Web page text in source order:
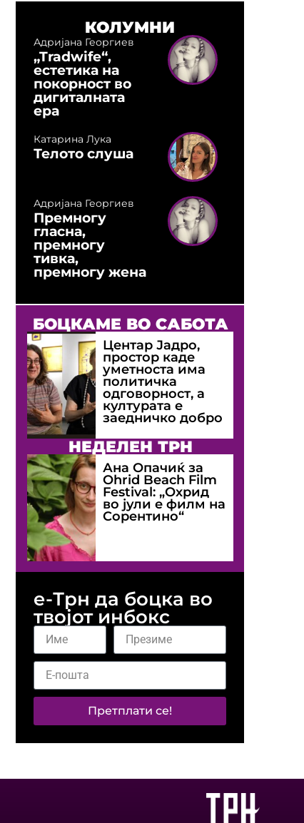
КОЛУМНИ
Адријана Георгиев
„Tradwife“,
естетика на
покорност во
дигиталната
ера
Катарина Лука
Телото слуша
Адријана Георгиев
Премногу
гласна,
премногу
тивка,
премногу жена
БОЦКАМЕ ВО САБОТА
Центар Јадро,
простор каде
уметноста има
политичка
одговорност, а
културата е
заедничко добро
НЕДЕЛЕН ТРН
Ана Опачиќ за
Оhrid Beach Film
Festival: „Охрид
во јули е филм на
Сорентино“
е-Трн да боцка во
твојот инбокс
Претплати се!